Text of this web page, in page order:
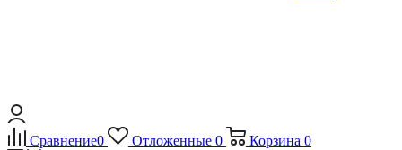
Сравнение0 Отложенные 0 Корзина 0